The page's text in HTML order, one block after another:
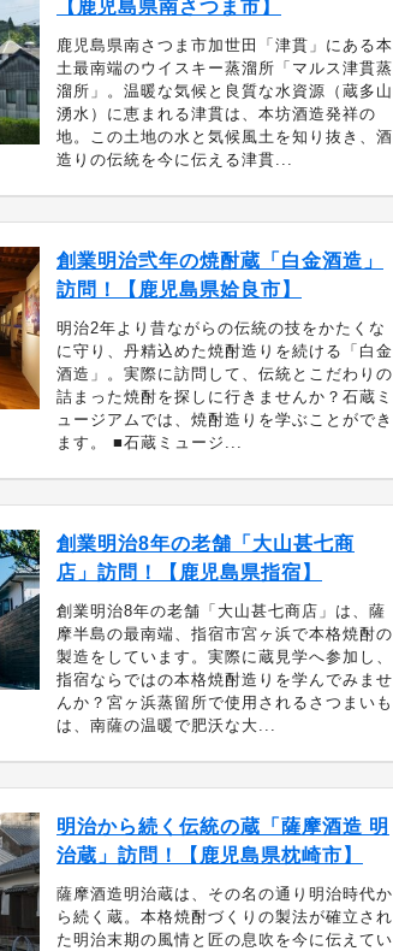
【鹿児島県南さつま市】
鹿児島県南さつま市加世田「津貫」にある本
土最南端のウイスキー蒸溜所「マルス津貫蒸
溜所」。温暖な気候と良質な水資源（蔵多山
湧水）に恵まれる津貫は、本坊酒造発祥の
地。この土地の水と気候風土を知り抜き、酒
造りの伝統を今に伝える津貫...
創業明治弐年の焼酎蔵「白金酒造」
訪問！【鹿児島県姶良市】
明治2年より昔ながらの伝統の技をかたくな
に守り、丹精込めた焼酎造りを続ける「白金
酒造」。実際に訪問して、伝統とこだわりの
詰まった焼酎を探しに行きませんか？石蔵ミ
ュージアムでは、焼酎造りを学ぶことができ
ます。 ■石蔵ミュージ...
創業明治8年の老舗「大山甚七商
店」訪問！【鹿児島県指宿】
創業明治8年の老舗「大山甚七商店」は、薩
摩半島の最南端、指宿市宮ヶ浜で本格焼酎の
製造をしています。実際に蔵見学へ参加し、
指宿ならではの本格焼酎造りを学んでみませ
んか？宮ヶ浜蒸留所で使用されるさつまいも
は、南薩の温暖で肥沃な大...
明治から続く伝統の蔵「薩摩酒造 明
治蔵」訪問！【鹿児島県枕崎市】
薩摩酒造明治蔵は、その名の通り明治時代か
ら続く蔵。本格焼酎づくりの製法が確立され
た明治末期の風情と匠の息吹を今に伝えてい